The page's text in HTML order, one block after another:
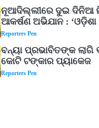
ନୂଆଦିଲ୍ଲୀରେ ଦୁଇ ଦିନିଆ
ଆକର୍ଷଣ ଅଭିଯାନ :
ପ୍ରୋ-୨୦୨୬’ରେ ଖାଦ୍ୟ
ପ୍ରକ୍ରିୟାକରଣ କ୍ଷେତ୍ରକୁ
ଗୁରୁତ୍ୱ
Reporters Pen
ବନ୍ୟା ପ୍ରଭାବିତଙ୍କ ଲାଗି
କୋଟି ଟଙ୍କାର ପ୍ୟାକେଜ
Reporters Pen